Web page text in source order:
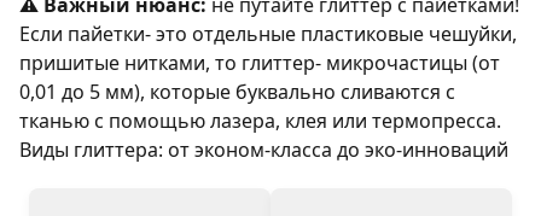
⚠️ Важный нюанс: не путайте глиттер с пайетками!
Если пайетки- это отдельные пластиковые чешуйки,
пришитые нитками, то глиттер- микрочастицы (от
0,01 до 5 мм), которые буквально сливаются с
тканью с помощью лазера, клея или термопресса.
Виды глиттера: от эконом-класса до эко-инноваций